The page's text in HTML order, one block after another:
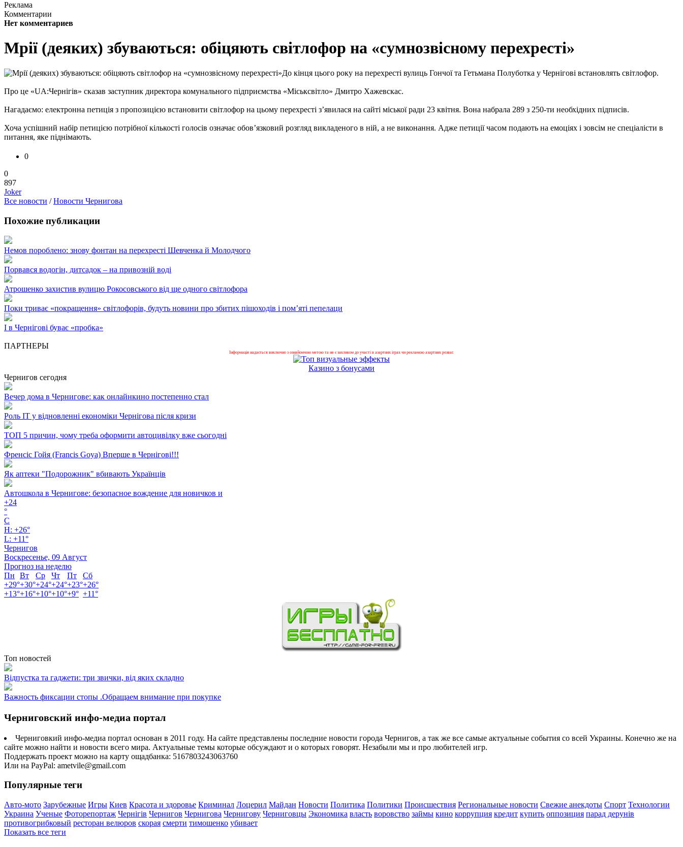
Реклама
Комментарии
Нет комментариев
Мрії (деяких) збуваються: обіцяють світлофор на «сумнозвісному перехресті»
До кінця цього року на перехресті вулиць Гончої та Гетьмана Полуботка у Чернігові встановлять світлофор.
Про це «UA:Чернігів» сказав заступник директора комунального підприємства «Міськсвітло» Дмитро Хажевскас.
Нагадаємо: електронна петиція з пропозицією встановити світлофор на цьому перехресті з’явилася на сайті міської ради 23 квітня. Вона набрала 289 з 250-ти необхідних підписів.
Хоча успішний набір петицією потрібної кількості голосів означає обов’язковий розгляд викладеного в ній, а не виконання. Адже петиції часом подають на емоціях і зовсім не спеціалісти в
питання, яке піднімають.
0
0
897
Joker
Все новости /Новости Чернигова
Похожие публикации
Немов пороблено: знову фонтан на перехресті Шевченка й Молодчого
Порвався водогін, дитсадок – на привозній воді
Атрошенко захистив вулицю Рокосовського від ще одного світлофора
Поки триває «покращення» світлофорів, будуть новини про збитих пішоходів і пом’яті пепелаци
І в Чернігові буває «пробка»
ПАРТНЕРЫ
Інформація надається виключно з ознайомчою метою та не є закликом до участі в азартних іграх чи рекламою азартних розваг.
Казино з бонусами
Чернигов сегодня
Вечер дома в Чернигове: как онлайнкино постепенно стал
Роль ІТ у відновленні економіки Чернігова після кризи
ТОП 5 причин, чому треба оформити автоцивілку вже сьогодні
Френсіс Гойя (Francis Goya) Вперше в Чернігові!!!
Як аптеки "Подорожник" вбивають Українців
Автошкола в Чернигове: безопасное вождение для новичков и
+24
°
C
H: +26°
L: +11°
Чернигов
Воскресенье, 09 Август
Прогноз на неделю
Пн
Вт Ср Чт Пт
Сб
+29°+30°+24°+24°+23°+26°
+13°+16°+10°+10°+9° +11°
Топ новостей
Відпустка та гаджети: три звички, від яких складно
Важность фиксации стопы .Обращаем внимание при покупке
Черниговский инфо-медиа портал
Черниговкий инфо-медиа портал основан в 2011 году. На сайте представлены последние новости города Чернигов, а так же все самые актуальные события со всей Украины. Конечно же на
сайте можно найти и новости всего мира. Актуальные темы которые обсуждают и о которых говорят. Незабыли мы и про любителей игр.
Поддержать проект можно на карту ощадбанка: 5167803243063760
Или на PayPal: ametvile@gmail.com
Популярные теги
Авто-мото Зарубежные Игры Киев Красота и здоровье Криминал Лоцерил Майдан Новости Политика Политики Происшествия Региональные новости Свежие анекдоты Спорт Технологии
Украина Ученые Фоторепортаж Чернігів Чернигов Чернигова Чернигову Черниговцы Экономика власть воровство займы кино коррупция кредит купить оппозиция парад дерунів
противогрибковый ресторан велюров скорая смерти тимошенко убивает
Показать все теги